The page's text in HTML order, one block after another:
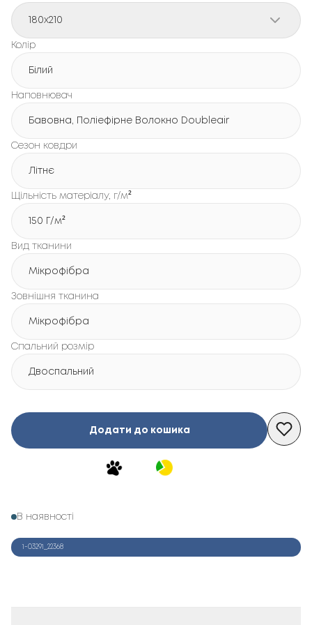
180x210
Колір
Білий
Наповнювач
Бавовна, Поліефірне Волокно Doubleair
Сезон ковдри
Літнє
Щільність матеріалу, г/м²
150 Г/м²
Вид тканини
Мікрофібра
Зовнішня тканина
Мікрофібра
Спальний розмір
Двоспальний
Додати до кошика
В наявності
1-03291_22368